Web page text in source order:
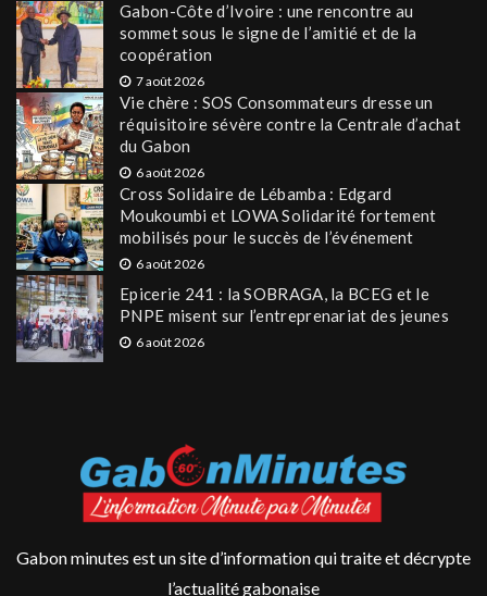
Gabon-Côte d’Ivoire : une rencontre au
sommet sous le signe de l’amitié et de la
coopération
7 août 2026
Vie chère : SOS Consommateurs dresse un
réquisitoire sévère contre la Centrale d’achat
du Gabon
6 août 2026
Cross Solidaire de Lébamba : Edgard
Moukoumbi et LOWA Solidarité fortement
mobilisés pour le succès de l’événement
6 août 2026
Epicerie 241 : la SOBRAGA, la BCEG et le
PNPE misent sur l’entreprenariat des jeunes
6 août 2026
Gabon minutes est un site d’information qui traite et décrypte
l’actualité gabonaise